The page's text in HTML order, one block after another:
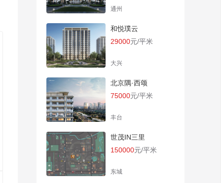
通州
和悦璞云
29000元/平米
大兴
北京隅·西颂
75000元/平米
丰台
世茂IN三里
150000元/平米
东城